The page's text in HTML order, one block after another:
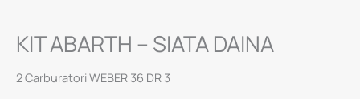
KIT ABARTH – SIATA DAINA
2 Carburatori WEBER 36 DR 3